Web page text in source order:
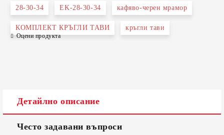
Съгласен съм с
28-30-34 EK-28-30-34 кафяво-черен мрамор
КОМПЛЕКТ КРЪГЛИ ТАВИ кръгли тави
Оцени продукта
Детайлно описание
Често задавани въпроси